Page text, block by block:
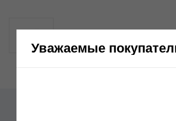
Уважаемые